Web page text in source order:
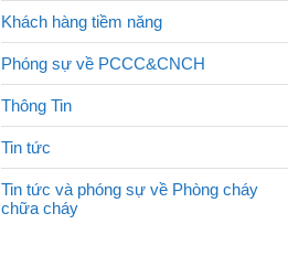
Khách hàng tiềm năng
Phóng sự về PCCC&CNCH
Thông Tin
Tin tức
Tin tức và phóng sự về Phòng cháy
chữa cháy